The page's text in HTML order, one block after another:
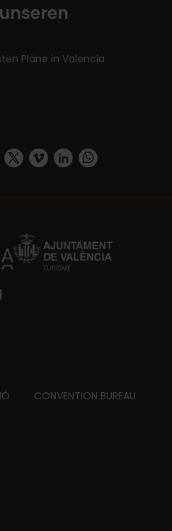
Pläne in Valencia
visit_valencia/
www.youtube.com/user/
https://twitter.com/_VivaValencia
https://vimeo.com/
https://www.linkedin.com/company/turismo-valencia/https://api.whatsapp.com/send/
CONVENTION BUREAU